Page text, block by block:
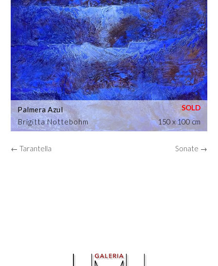
Brigitta Nottebohm
Palmera Azul
150 x 100 cm
← Tarantella Sonate →